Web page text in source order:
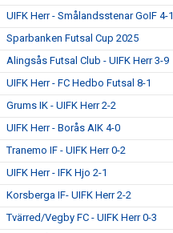
UIFK Herr - Smålandsstenar GoIF 4-1
Sparbanken Futsal Cup 2025
Alingsås Futsal Club - UIFK Herr 3-9
UIFK Herr - FC Hedbo Futsal 8-1
Grums IK - UIFK Herr 2-2
UIFK Herr - Borås AIK 4-0
Tranemo IF - UIFK Herr 0-2
UIFK Herr - IFK Hjo 2-1
Korsberga IF- UIFK Herr 2-2
Tvärred/Vegby FC - UIFK Herr 0-3